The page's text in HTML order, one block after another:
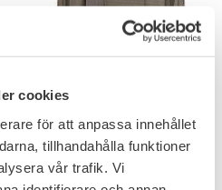
cookies
för att anpassa innehållet
tillhandahålla funktioner
vår trafik. Vi
Lägg till i favoriter
Snigel Justerbart
Populärt hölster för låg profil.
694 KR
789KR